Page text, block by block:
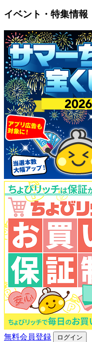
イベント・特集情報
無料会員登録 ログイン